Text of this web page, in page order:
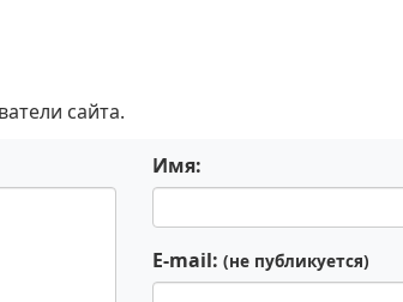
сайта.
Имя:
E-mail: (не публикуется)